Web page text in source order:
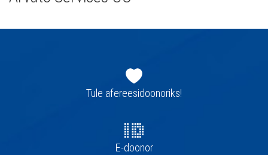
navigatsioonTule afereesidoonoriks!
E-doonor